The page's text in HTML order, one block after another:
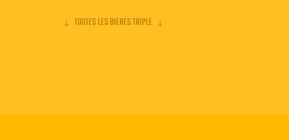
TOUTES LES BIERES TRIPLE